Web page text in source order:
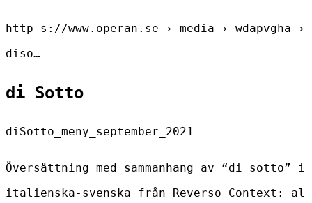
http s://www.operan.se › media › wdapvgha ›
diso…
di Sotto
diSotto_meny_september_2021
Översättning med sammanhang av “di sotto” i
italienska-svenska från Reverso Context: al